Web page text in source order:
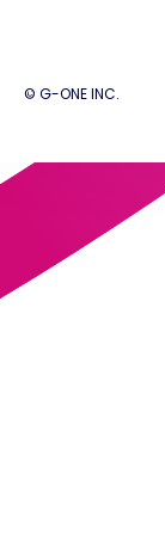
© G-ONE INC.